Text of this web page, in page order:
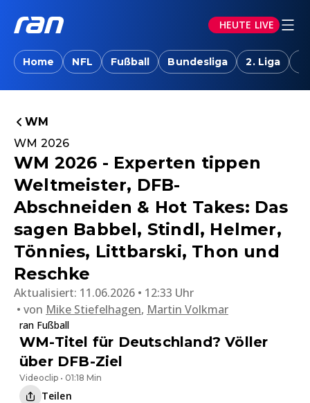
HEUTE LIVE
Home NFL Fußball Bundesliga 2. Liga
WM
WM 2026
WM 2026 - Experten tippen
Weltmeister, DFB-
Abschneiden & Hot Takes: Das
sagen Babbel, Stindl, Helmer,
Tönnies, Littbarski, Thon und
Reschke
Aktualisiert: 11.06.2026 • 12:33 Uhr
von Mike Stiefelhagen, Martin Volkmar
ran Fußball
WM-Titel für Deutschland? Völler
über DFB-Ziel
Videoclip • 01:18 Min
Teilen